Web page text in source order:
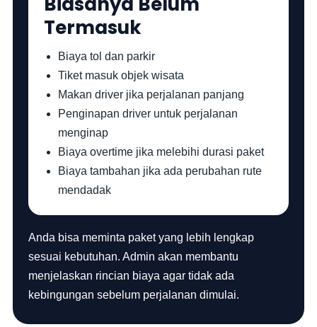
Termasuk
Biaya tol dan parkir
Tiket masuk objek wisata
Makan driver jika perjalanan panjang
Penginapan driver untuk perjalanan
menginap
Biaya overtime jika melebihi durasi paket
Biaya tambahan jika ada perubahan rute
mendadak
Anda bisa meminta paket yang lebih lengkap
sesuai kebutuhan. Admin akan membantu
menjelaskan rincian biaya agar tidak ada
kebingungan sebelum perjalanan dimulai.